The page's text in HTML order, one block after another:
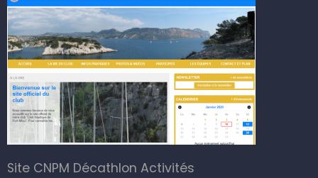
Site CNPM Décathlon Activités